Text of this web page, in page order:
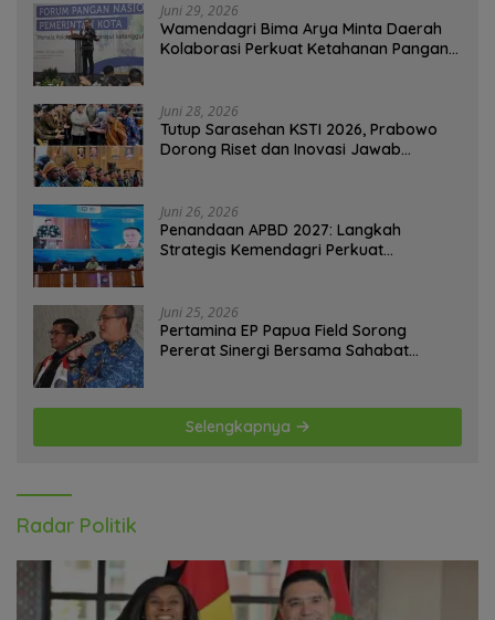
Juni 29, 2026
Wamendagri Bima Arya Minta Daerah
Kolaborasi Perkuat Ketahanan Pangan
Juni 28, 2026
Tutup Sarasehan KSTI 2026, Prabowo
Dorong Riset dan Inovasi Jawab
Juni 26, 2026
Penandaan APBD 2027: Langkah
Strategis Kemendagri Perkuat
Juni 25, 2026
Pertamina EP Papua Field Sorong
Pererat Sinergi Bersama Sahabat
Selengkapnya
Radar Politik